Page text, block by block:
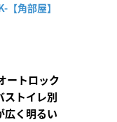
角部屋】
ートロック
ストイレ別
広く明るい